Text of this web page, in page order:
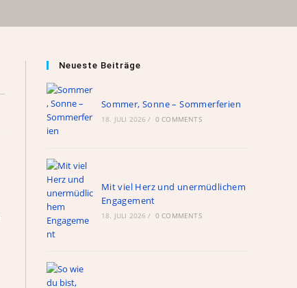
Neueste Beiträge
Sommer, Sonne – Sommerferien
18. JULI 2026 / 0 COMMENTS
Mit viel Herz und unermüdlichem
Engagement
18. JULI 2026 / 0 COMMENTS